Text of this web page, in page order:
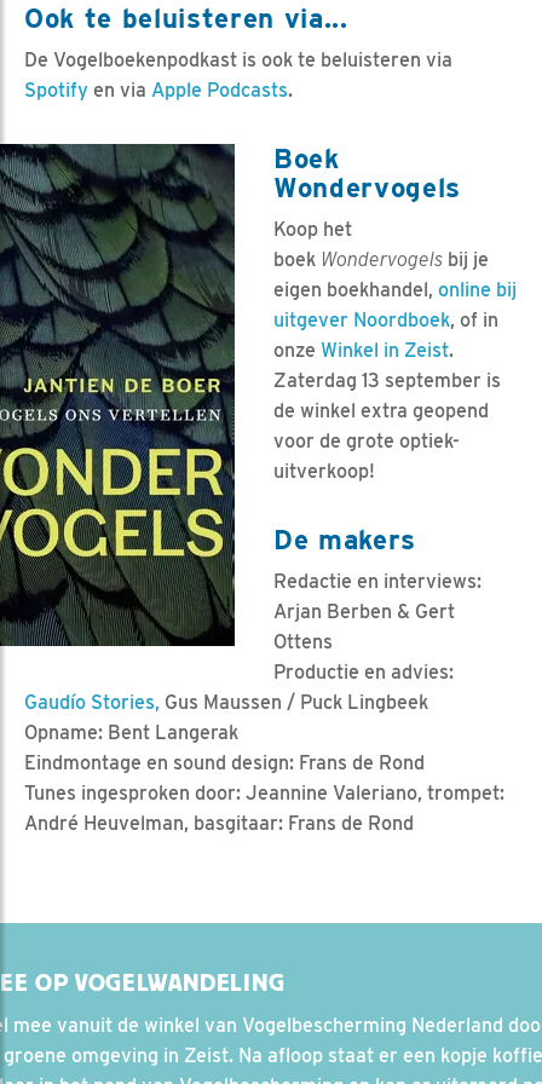
Ook te beluisteren via...
De Vogelboekenpodkast is ook te beluisteren via
Spotify en via Apple Podcasts.
Boek
Wondervogels
Koop het
boek Wondervogels bij je
eigen boekhandel, online bij
uitgever Noordboek, of in
onze Winkel in Zeist.
Zaterdag 13 september is
de winkel extra geopend
voor de grote optiek-
uitverkoop!
De makers
Redactie en interviews:
Arjan Berben & Gert
Ottens
Productie en advies:
Gaudío Stories, Gus Maussen / Puck Lingbeek
Opname: Bent Langerak
Eindmontage en sound design: Frans de Rond
Tunes ingesproken door: Jeannine Valeriano, trompet:
André Heuvelman, basgitaar: Frans de Rond
OP VOGELWANDELING
mee vanuit de winkel van Vogelbescherming Nederland
omgeving in Zeist. Na afloop staat er een kopje